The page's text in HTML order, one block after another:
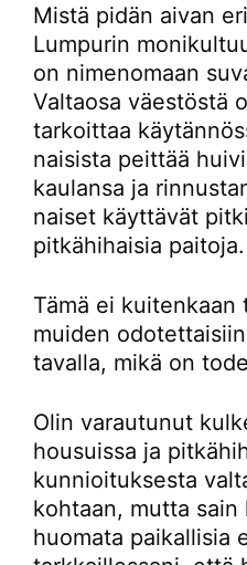
Mistä pidän aivan
Lumpurin
on nimenomaan
Valtaosa väestöstä
tarkoittaa
naisista peittää
kaulansa ja
naiset käyttävät
pitkähihaisia paitoja.
Tämä ei
muiden
tavalla, mikä on
Olin varautunut
housuissa ja
kunnioituksesta
kohtaan, mutta
huomata paikallisia